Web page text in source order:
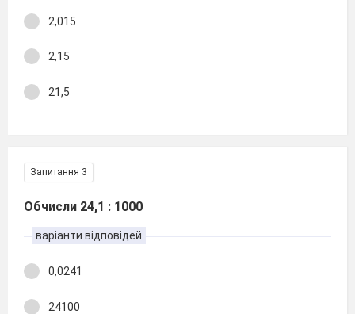
2,015
2,15
21,5
Запитання 3
Обчисли 24,1 : 1000
варіанти відповідей
0,0241
24100